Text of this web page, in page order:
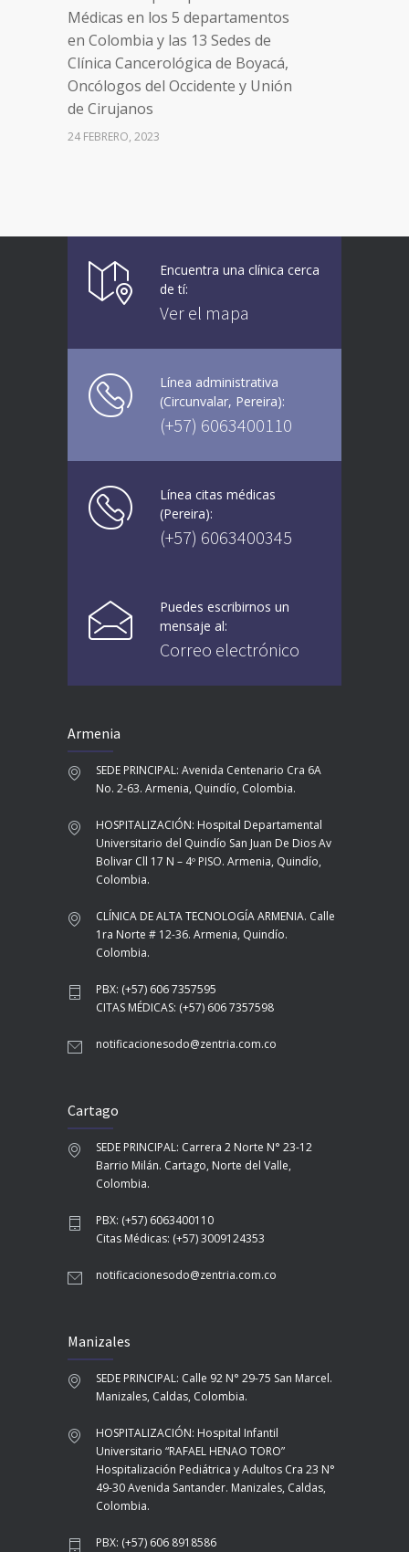
Médicas en los 5 departamentos
en Colombia y las 13 Sedes de
Clínica Cancerológica de Boyacá,
Oncólogos del Occidente y Unión
de Cirujanos
24 FEBRERO, 2023
Vacúnate en Pereira (del 23 al 27
de agosto 2021) mayores de 20
21 AGOSTO, 2021
Encuentra una clínica cerca
de tí:
Ver el mapa
Línea administrativa
(Circunvalar, Pereira):
(+57) 6063400110
Línea citas médicas
(Pereira):
(+57) 6063400345
Puedes escribirnos un
mensaje al:
Correo electrónico
Armenia
SEDE PRINCIPAL: Avenida Centenario Cra 6A
No. 2-63. Armenia, Quindío, Colombia.
HOSPITALIZACIÓN: Hospital Departamental
Universitario del Quindío San Juan De Dios Av
Bolivar Cll 17 N – 4º PISO. Armenia, Quindío,
Colombia.
CLÍNICA DE ALTA TECNOLOGÍA ARMENIA. Calle
1ra Norte # 12-36. Armenia, Quindío.
Colombia.
PBX: (+57) 606 7357595
CITAS MÉDICAS: (+57) 606 7357598
notificacionesodo@zentria.com.co
Cartago
SEDE PRINCIPAL: Carrera 2 Norte N° 23-12
Barrio Milán. Cartago, Norte del Valle,
Colombia.
PBX: (+57) 6063400110
Citas Médicas: (+57) 3009124353
notificacionesodo@zentria.com.co
Manizales
SEDE PRINCIPAL: Calle 92 N° 29-75 San Marcel.
Manizales, Caldas, Colombia.
HOSPITALIZACIÓN: Hospital Infantil
Universitario “RAFAEL HENAO TORO”
Hospitalización Pediátrica y Adultos Cra 23 N°
49-30 Avenida Santander. Manizales, Caldas,
Colombia.
PBX: (+57) 606 8918586